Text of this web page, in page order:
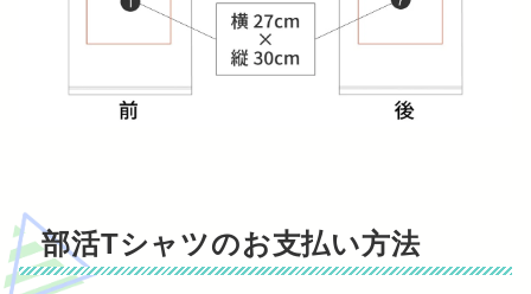
部活Tシャツのお支払い方法